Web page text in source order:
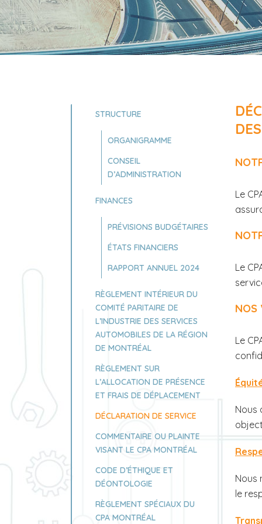
STRUCTURE
ORGANIGRAMME
CONSEIL
D’ADMINISTRATION
FINANCES
PRÉVISIONS BUDGÉTAIRES
ÉTATS FINANCIERS
RAPPORT ANNUEL 2024
RÈGLEMENT INTÉRIEUR DU
COMITÉ PARITAIRE DE
L’INDUSTRIE DES SERVICES
AUTOMOBILES DE LA RÉGION
DE MONTRÉAL
RÈGLEMENT SUR
L’ALLOCATION DE PRÉSENCE
ET FRAIS DE DÉPLACEMENT
DÉCLARATION DE SERVICE
COMMENTAIRE OU PLAINTE
VISANT LE CPA MONTRÉAL
CODE D’ÉTHIQUE ET
DÉONTOLOGIE
RÈGLEMENT SPÉCIAUX DU
CPA MONTRÉAL
Le
Le
NOS
Le
Nous
Nous
le